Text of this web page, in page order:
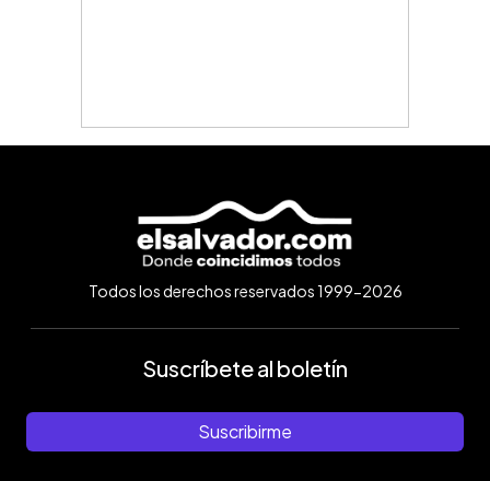
Todos los derechos reservados 1999-2026
Suscríbete al boletín
Suscribirme